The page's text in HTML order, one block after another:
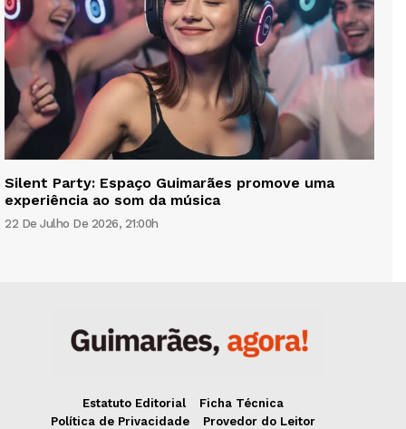
Silent Party: Espaço Guimarães promove uma
experiência ao som da música
22 De Julho De 2026, 21:00h
Estatuto Editorial
Ficha Técnica
Política de Privacidade
Provedor do Leitor